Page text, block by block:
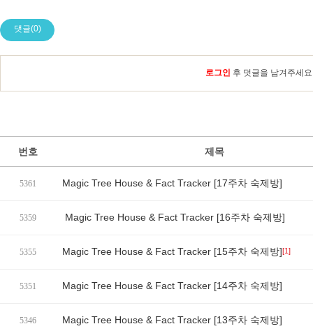
댓글(0)
로그인 후 덧글을 남겨주세요
번호 제목
5361 Magic Tree House & Fact Tracker [17주차 숙제방]
5359 Magic Tree House & Fact Tracker [16주차 숙제방]
5355 Magic Tree House & Fact Tracker [15주차 숙제방][1]
5351 Magic Tree House & Fact Tracker [14주차 숙제방]
5346 Magic Tree House & Fact Tracker [13주차 숙제방]